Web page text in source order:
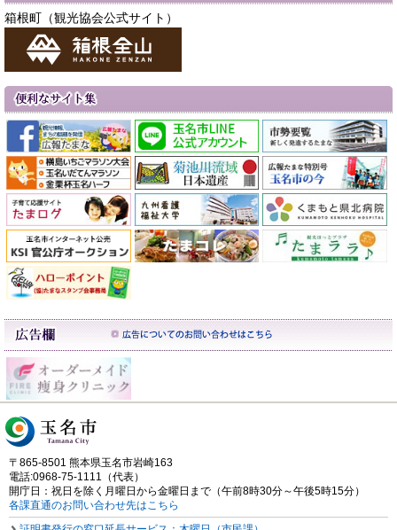
箱根町（観光協会公式サイト）
〒865-8501 熊本県玉名市岩崎163
電話:0968-75-1111（代表）
開庁日：祝日を除く月曜日から金曜日まで（午前8時30分～午後5時15分）
各課直通のお問い合わせ先はこちら